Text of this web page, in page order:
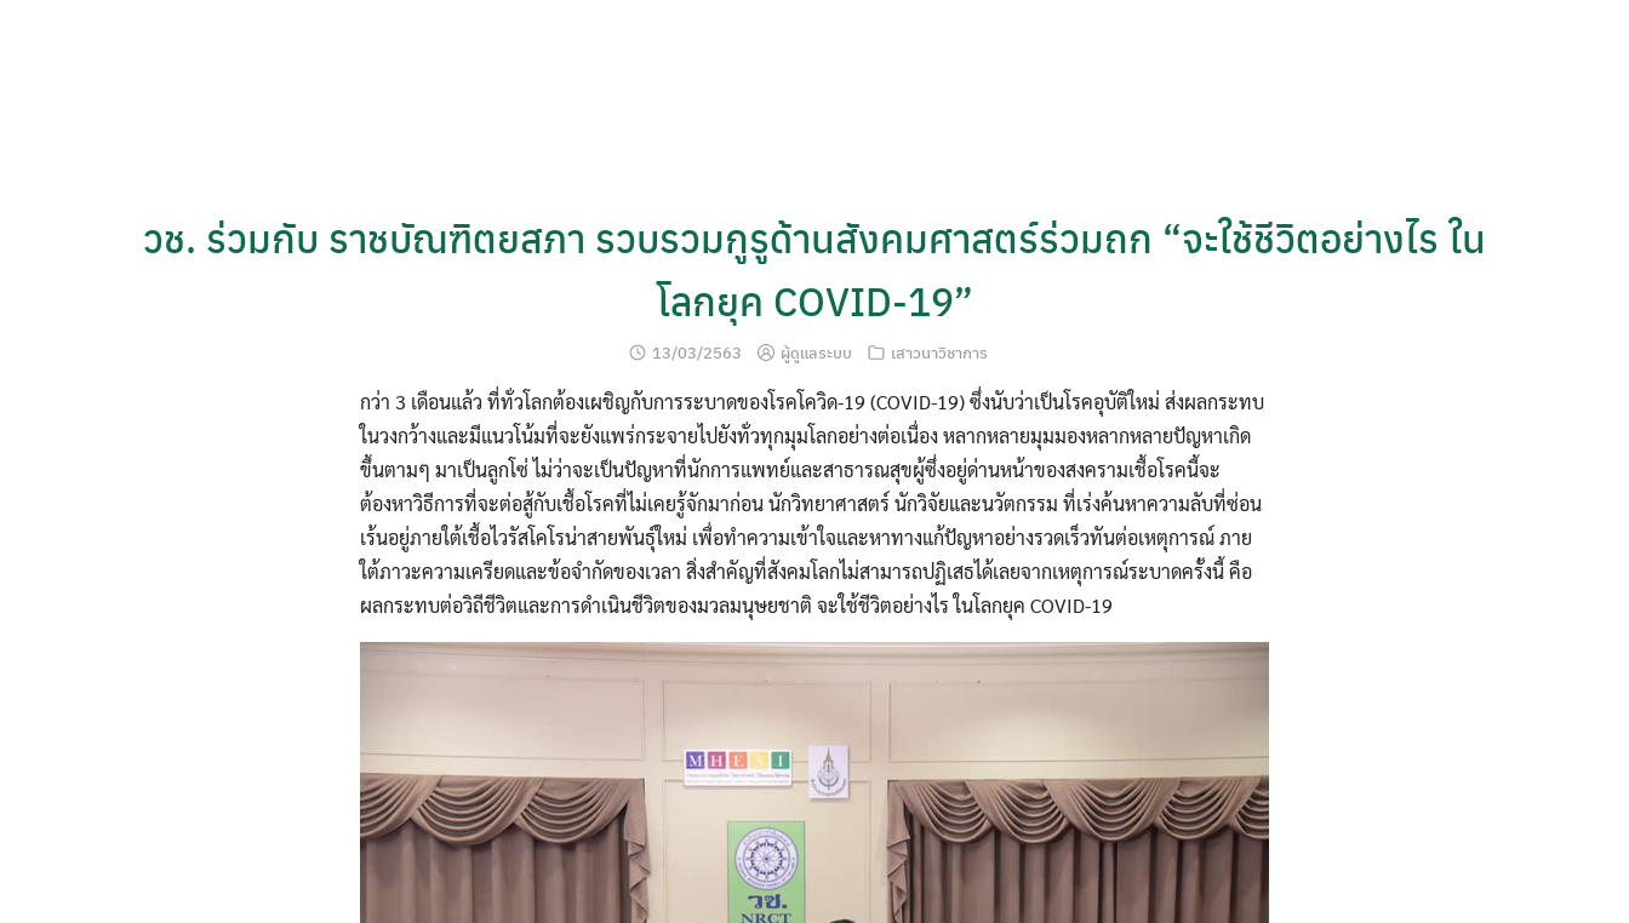
วช. ร่วมกับ ราชบัณฑิตยสภา รวบรวมกูรูด้านสังคมศาสตร์ร่วมถก “จะใช้ชีวิตอย่างไร ใน
โลกยุค COVID-19”
13/03/2563 ผู้ดูแลระบบ เสาวนาวิชาการ
กว่า 3 เดือนแล้ว ที่ทั่วโลกต้องเผชิญกับการระบาดของโรคโควิด-19 (COVID-19) ซึ่งนับว่าเป็นโรคอุบัติใหม่ ส่งผลกระทบ
ในวงกว้างและมีแนวโน้มที่จะยังแพร่กระจายไปยังทั่วทุกมุมโลกอย่างต่อเนื่อง หลากหลายมุมมองหลากหลายปัญหาเกิด
ขึ้นตามๆ มาเป็นลูกโซ่ ไม่ว่าจะเป็นปัญหาที่นักการแพทย์และสาธารณสุขผู้ซึ่งอยู่ด่านหน้าของสงครามเชื้อโรคนี้จะ
ต้องหาวิธีการที่จะต่อสู้กับเชื้อโรคที่ไม่เคยรู้จักมาก่อน นักวิทยาศาสตร์ นักวิจัยและนวัตกรรม ที่เร่งค้นหาความลับที่ซ่อน
เร้นอยู่ภายใต้เชื้อไวรัสโคโรน่าสายพันธุ์ใหม่ เพื่อทำความเข้าใจและหาทางแก้ปัญหาอย่างรวดเร็วทันต่อเหตุการณ์ ภาย
ใต้ภาวะความเครียดและข้อจำกัดของเวลา สิ่งสำคัญที่สังคมโลกไม่สามารถปฏิเสธได้เลยจากเหตุการณ์ระบาดครั้งนี้ คือ
ผลกระทบต่อวิถีชีวิตและการดำเนินชีวิตของมวลมนุษยชาติ จะใช้ชีวิตอย่างไร ในโลกยุค COVID-19